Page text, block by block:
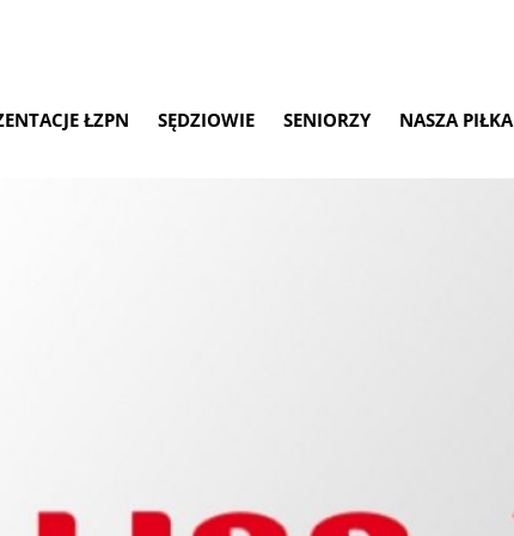
ŁZPN SĘDZIOWIE SENIORZY NASZA PIŁKA